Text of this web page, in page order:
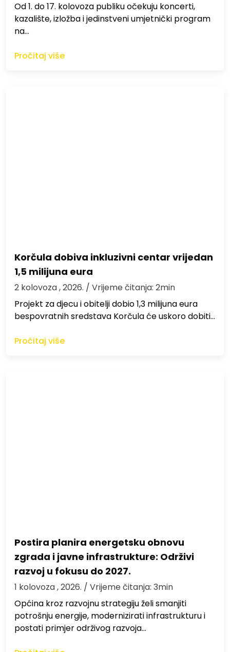
Od 1. do 17. kolovoza publiku očekuju koncerti,
kazalište, izložba i jedinstveni umjetnički program
na…
Pročitaj više
Korčula dobiva inkluzivni centar vrijedan
1,5 milijuna eura
2 kolovoza , 2026. / Vrijeme čitanja: 2min
Projekt za djecu i obitelji dobio 1,3 milijuna eura
bespovratnih sredstava Korčula će uskoro dobiti…
Pročitaj više
Postira planira energetsku obnovu
zgrada i javne infrastrukture: Održivi
razvoj u fokusu do 2027.
1 kolovoza , 2026. / Vrijeme čitanja: 3min
Općina kroz razvojnu strategiju želi smanjiti
potrošnju energije, modernizirati infrastrukturu i
postati primjer održivog razvoja…